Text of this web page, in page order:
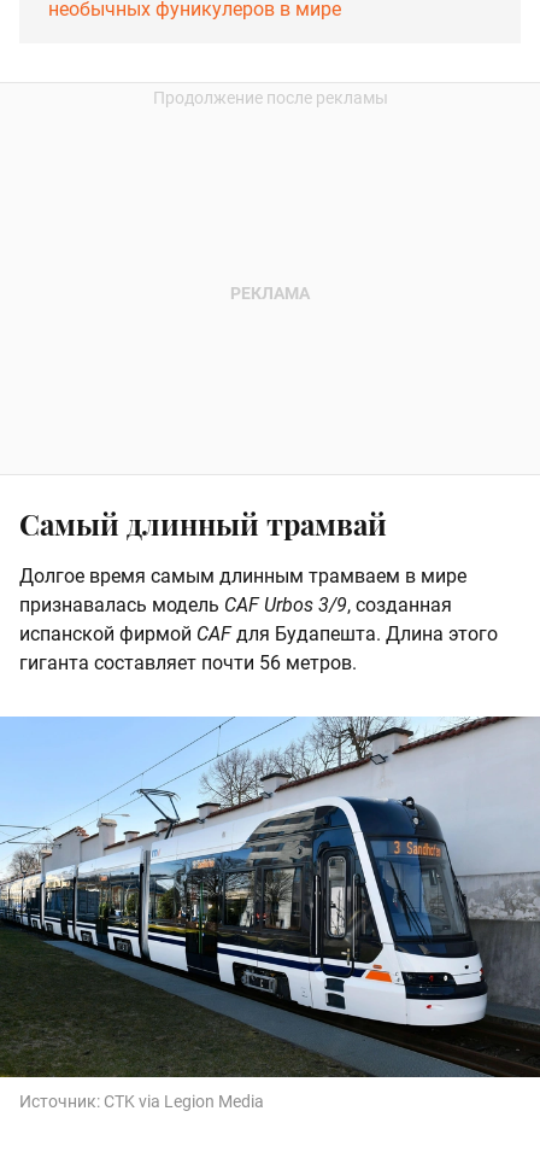
необычных фуникулеров в мире
Самый длинный трамвай
Долгое время самым длинным трамваем в мире
признавалась модель CAF Urbos 3/9, созданная
испанской фирмой CAFдля Будапешта. Длина этого
гиганта составляет почти 56 метров.
Источник: CTK via Legion Media